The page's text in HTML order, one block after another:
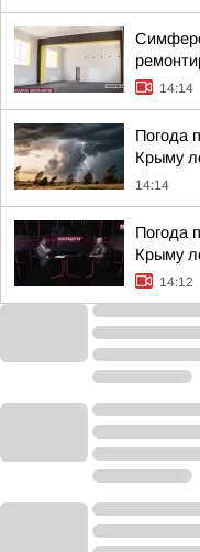
14:14
Погода
Крыму
14:14
Погода
Крыму
14:12